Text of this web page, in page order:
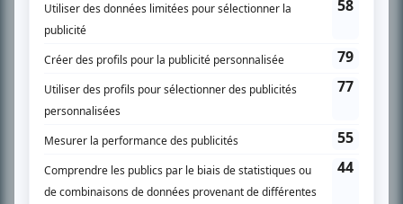
SUR LE RÉSEAU BIZZ MÉDIA
PLAN DU SITE
Accueil
Liste des oeuvres